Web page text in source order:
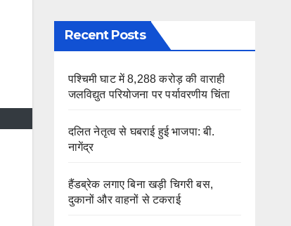
Recent Posts
पश्चिमी घाट में 8,288 करोड़ की वाराही
जलविद्युत परियोजना पर पर्यावरणीय चिंता
दलित नेतृत्व से घबराई हुई भाजपा: बी.
नागेंद्र
हैंडब्रेक लगाए बिना खड़ी चिगरी बस,
दुकानों और वाहनों से टकराई